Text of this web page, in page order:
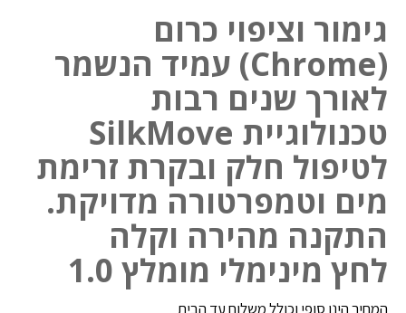
גימור וציפוי כרום
(Chrome) עמיד הנשמר
לאורך שנים רבות
טכנולוגיית SilkMove
לטיפול חלק ובקרת זרימת
מים וטמפרטורה מדויקת.
התקנה מהירה וקלה
לחץ מינימלי מומלץ 1.0
המחיר הינו סופי וכולל משלוח עד הבית